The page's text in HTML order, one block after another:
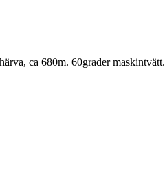
ca 680m. 60grader maskintvätt.